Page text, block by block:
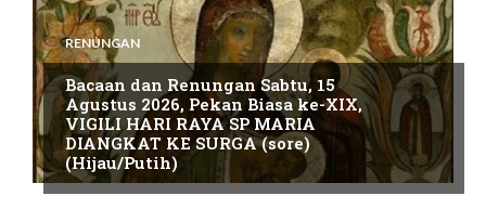
RENUNGAN
Bacaan dan Renungan Sabtu, 15
Agustus 2026, Pekan Biasa ke-XIX,
VIGILI HARI RAYA SP MARIA
DIANGKAT KE SURGA (sore)
(Hijau/Putih)